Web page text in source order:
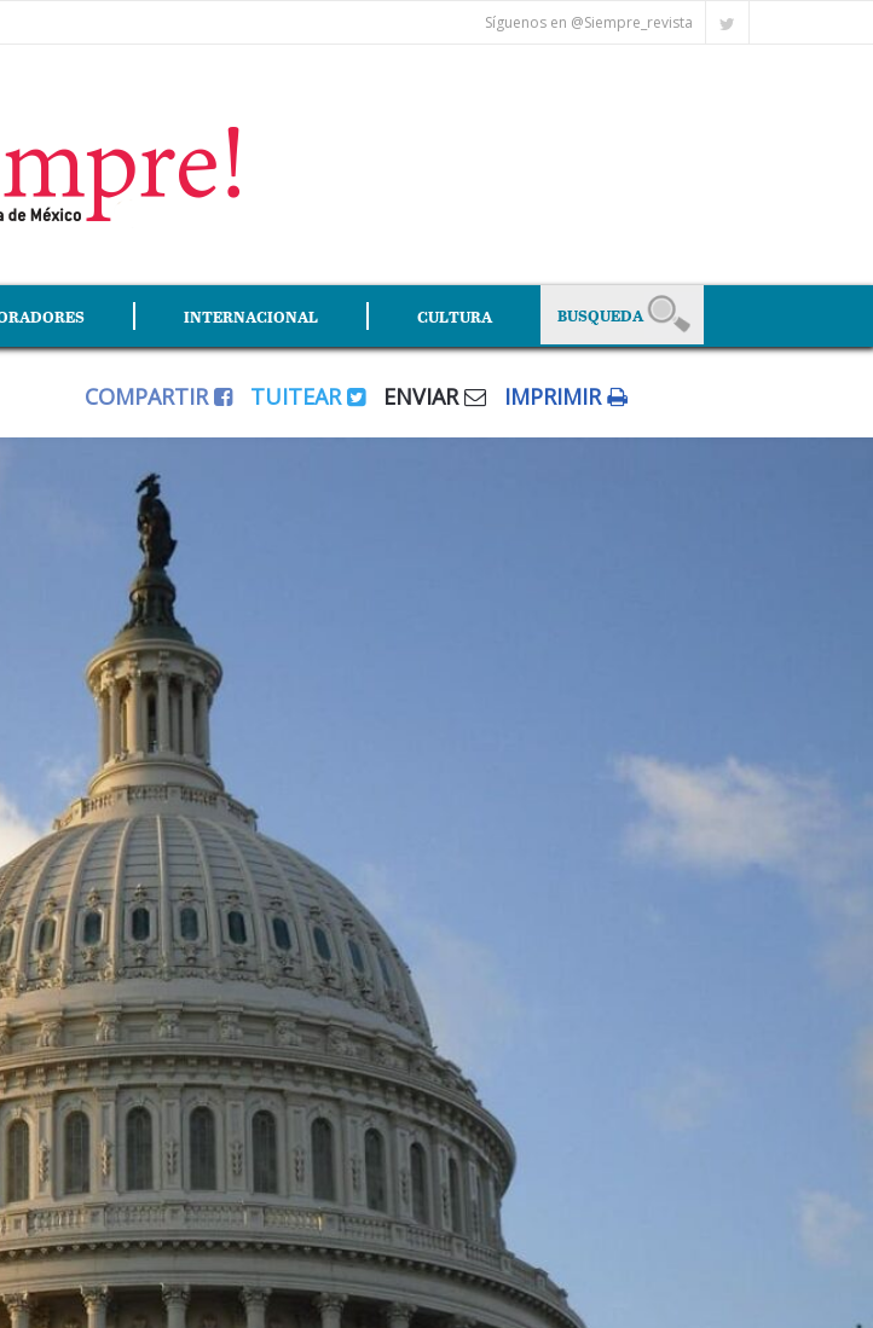
Síguenos en @Siempre_revista
INTERNACIONAL CULTURA
COMPARTIR TUITEAR ENVIAR IMPRIMIR